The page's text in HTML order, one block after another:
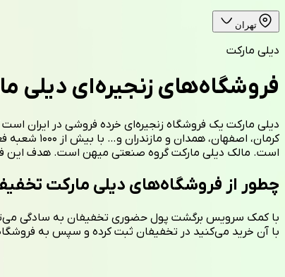
تهران
دیلی مارکت
فروشگاه‌های زنجیره‌ای دیلی
کرمان،
است. مالک دیلی مارکت گروه صنعتی میهن است. هدف این
چطور از فروشگاه‌های دیلی مارکت
با کمک سرویس برگشت پول حضوری تخفیفان به سادگی
با آن خرید می‌کنید در تخفیفان ثبت کرده و سپس به فروشگاه رفته و خرید کنید. در لحظه خرید 1 درصد مبلغ